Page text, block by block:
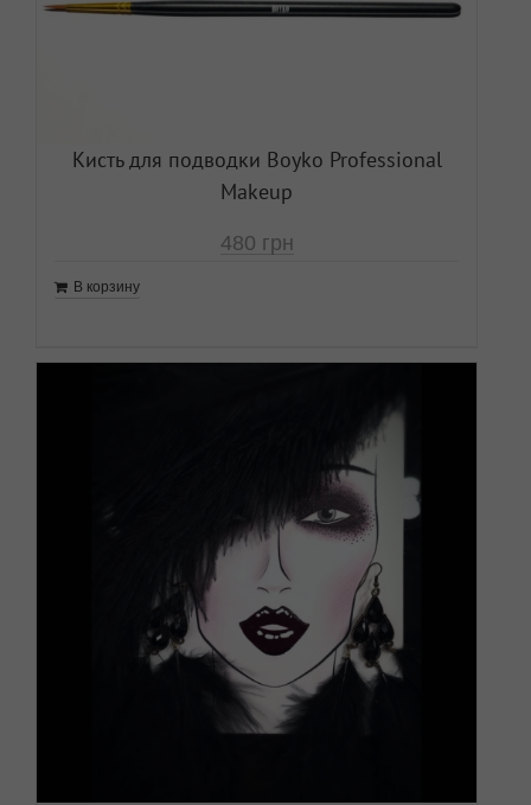
Кисть для подводки Boyko Professional
Makeup
480 грн
В корзину